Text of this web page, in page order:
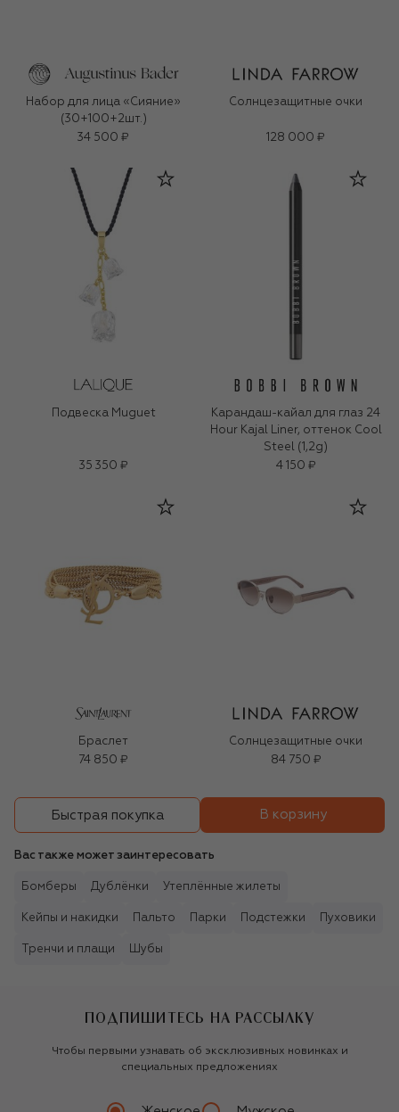
Набор для лица «Сияние»
(30+100+2шт.)
34 500 ₽
Солнцезащитные очки
128 000 ₽
Подвеска Muguet
35 350 ₽
Карандаш-кайал для глаз 24
Hour Kajal Liner, оттенок Cool
Steel (1,2g)
4 150 ₽
Браслет
74 850 ₽
Солнцезащитные очки
84 750 ₽
Быстрая покупка В корзину
Вас также может заинтересовать
Бомберы Дублёнки Утеплённые жилеты
Кейпы и накидки Пальто Парки Подстежки Пуховики
Тренчи и плащи Шубы
ПОДПИШИТЕСЬ НА РАССЫЛКУ
Чтобы первыми узнавать об эксклюзивных новинках и
специальных предложениях